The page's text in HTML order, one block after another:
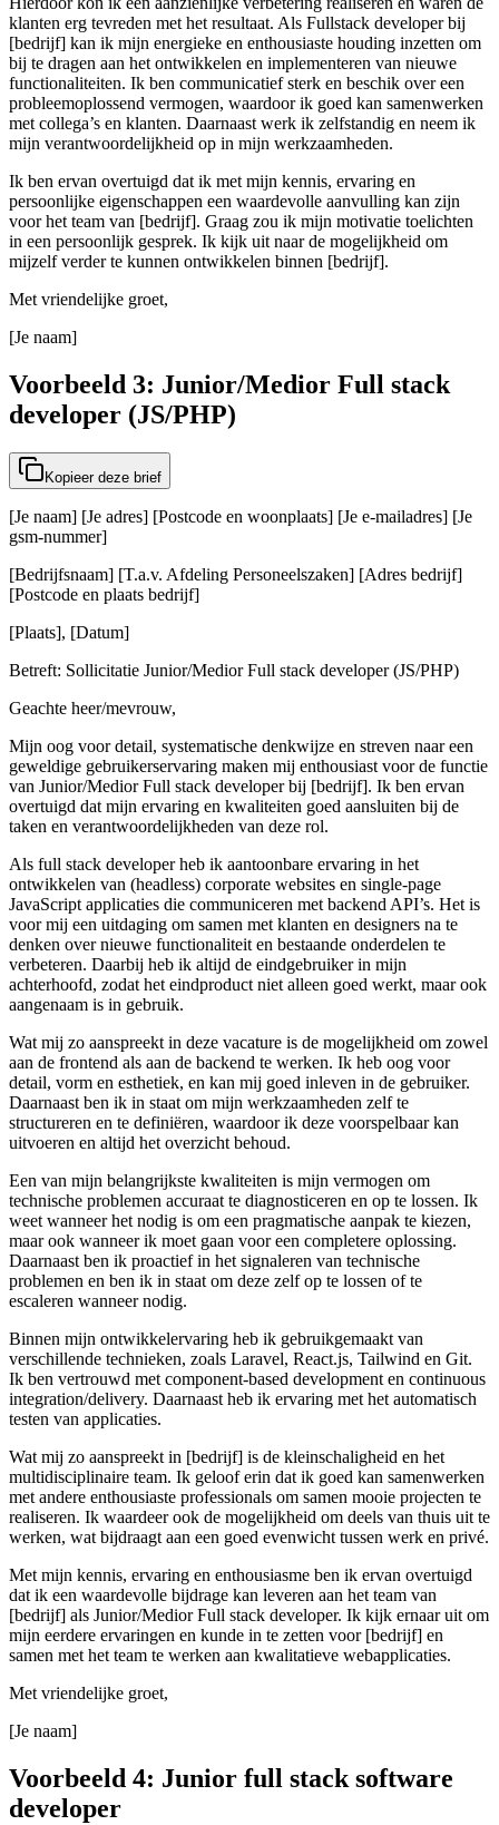
klanten erg tevreden met het resultaat. Als Fullstack developer bij
[bedrijf] kan ik mijn energieke en enthousiaste houding inzetten om
bij te dragen aan het ontwikkelen en implementeren van nieuwe
functionaliteiten. Ik ben communicatief sterk en beschik over een
probleemoplossend vermogen, waardoor ik goed kan samenwerken
met collega’s en klanten. Daarnaast werk ik zelfstandig en neem ik
mijn verantwoordelijkheid op in mijn werkzaamheden.
Ik ben ervan overtuigd dat ik met mijn kennis, ervaring en
persoonlijke eigenschappen een waardevolle aanvulling kan zijn
voor het team van [bedrijf]. Graag zou ik mijn motivatie toelichten
in een persoonlijk gesprek. Ik kijk uit naar de mogelijkheid om
mijzelf verder te kunnen ontwikkelen binnen [bedrijf].
Met vriendelijke groet,
[Je naam]
Voorbeeld 3: Junior/Medior Full stack
developer (JS/PHP)
Kopieer deze brief
[Je naam] [Je adres] [Postcode en woonplaats] [Je e-mailadres] [Je
gsm-nummer]
[Bedrijfsnaam] [T.a.v. Afdeling Personeelszaken] [Adres bedrijf]
[Postcode en plaats bedrijf]
[Plaats], [Datum]
Betreft: Sollicitatie Junior/Medior Full stack developer (JS/PHP)
Geachte heer/mevrouw,
Mijn oog voor detail, systematische denkwijze en streven naar een
geweldige gebruikerservaring maken mij enthousiast voor de functie
van Junior/Medior Full stack developer bij [bedrijf]. Ik ben ervan
overtuigd dat mijn ervaring en kwaliteiten goed aansluiten bij de
taken en verantwoordelijkheden van deze rol.
Als full stack developer heb ik aantoonbare ervaring in het
ontwikkelen van (headless) corporate websites en single-page
JavaScript applicaties die communiceren met backend API’s. Het is
voor mij een uitdaging om samen met klanten en designers na te
denken over nieuwe functionaliteit en bestaande onderdelen te
verbeteren. Daarbij heb ik altijd de eindgebruiker in mijn
achterhoofd, zodat het eindproduct niet alleen goed werkt, maar ook
aangenaam is in gebruik.
Wat mij zo aanspreekt in deze vacature is de mogelijkheid om zowel
aan de frontend als aan de backend te werken. Ik heb oog voor
detail, vorm en esthetiek, en kan mij goed inleven in de gebruiker.
Daarnaast ben ik in staat om mijn werkzaamheden zelf te
structureren en te definiëren, waardoor ik deze voorspelbaar kan
uitvoeren en altijd het overzicht behoud.
Een van mijn belangrijkste kwaliteiten is mijn vermogen om
technische problemen accuraat te diagnosticeren en op te lossen. Ik
weet wanneer het nodig is om een pragmatische aanpak te kiezen,
maar ook wanneer ik moet gaan voor een completere oplossing.
Daarnaast ben ik proactief in het signaleren van technische
problemen en ben ik in staat om deze zelf op te lossen of te
escaleren wanneer nodig.
Binnen mijn ontwikkelervaring heb ik gebruikgemaakt van
verschillende technieken, zoals Laravel, React.js, Tailwind en Git.
Ik ben vertrouwd met component-based development en continuous
integration/delivery. Daarnaast heb ik ervaring met het automatisch
testen van applicaties.
Wat mij zo aanspreekt in [bedrijf] is de kleinschaligheid en het
multidisciplinaire team. Ik geloof erin dat ik goed kan samenwerken
met andere enthousiaste professionals om samen mooie projecten te
realiseren. Ik waardeer ook de mogelijkheid om deels van thuis uit te
werken, wat bijdraagt aan een goed evenwicht tussen werk en privé.
Met mijn kennis, ervaring en enthousiasme ben ik ervan overtuigd
dat ik een waardevolle bijdrage kan leveren aan het team van
[bedrijf] als Junior/Medior Full stack developer. Ik kijk ernaar uit om
mijn eerdere ervaringen en kunde in te zetten voor [bedrijf] en
samen met het team te werken aan kwalitatieve webapplicaties.
Met vriendelijke groet,
[Je naam]
Voorbeeld 4: Junior full stack software
developer